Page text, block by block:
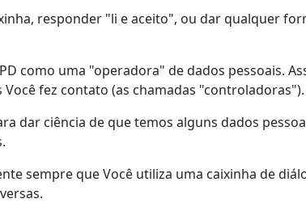
responder "li e aceito", ou dar qualquer
como uma "operadora" de dados pessoais.
fez contato (as chamadas "controladoras").
dar ciência de que temos alguns dados
sempre que Você utiliza uma caixinha de